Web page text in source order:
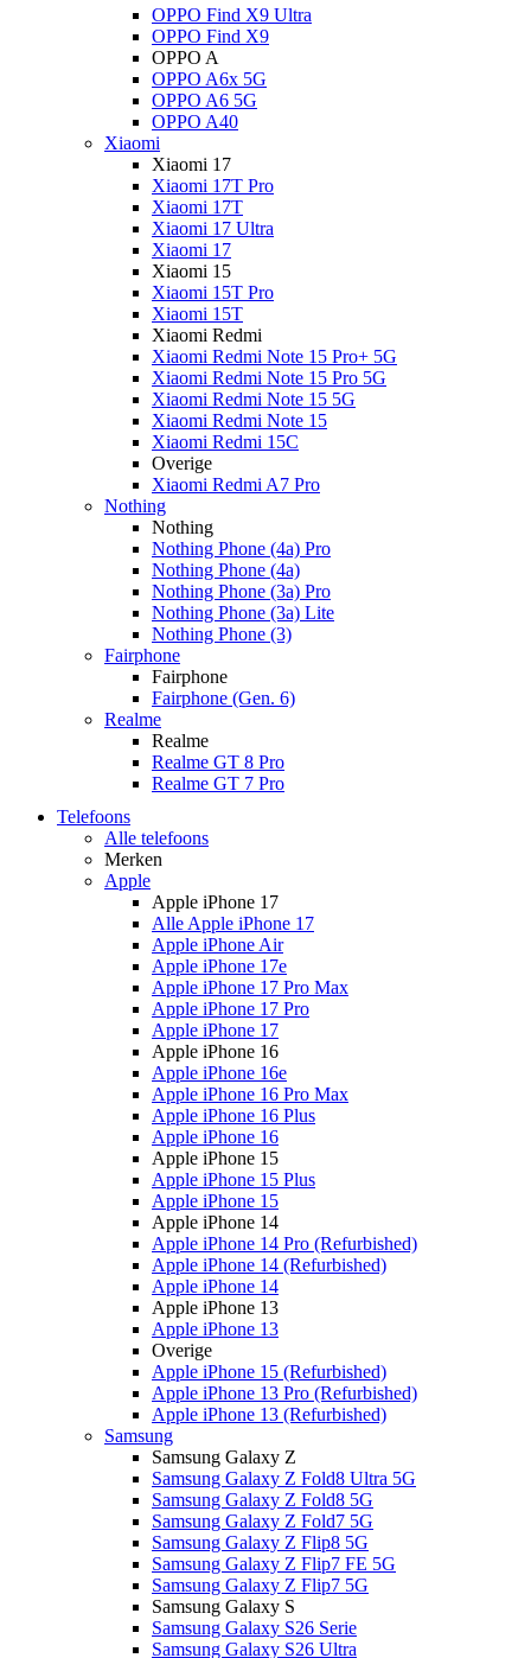
OPPO Find X9 Ultra
OPPO Find X9
OPPO A
OPPO A6x 5G
OPPO A6 5G
OPPO A40
Xiaomi
Xiaomi 17
Xiaomi 17T Pro
Xiaomi 17T
Xiaomi 17 Ultra
Xiaomi 17
Xiaomi 15
Xiaomi 15T Pro
Xiaomi 15T
Xiaomi Redmi
Xiaomi Redmi Note 15 Pro+ 5G
Xiaomi Redmi Note 15 Pro 5G
Xiaomi Redmi Note 15 5G
Xiaomi Redmi Note 15
Xiaomi Redmi 15C
Overige
Xiaomi Redmi A7 Pro
Nothing
Nothing
Nothing Phone (4a) Pro
Nothing Phone (4a)
Nothing Phone (3a) Pro
Nothing Phone (3a) Lite
Nothing Phone (3)
Fairphone
Fairphone
Fairphone (Gen. 6)
Realme
Realme
Realme GT 8 Pro
Realme GT 7 Pro
Telefoons
Alle telefoons
Merken
Apple
Apple iPhone 17
Alle Apple iPhone 17
Apple iPhone Air
Apple iPhone 17e
Apple iPhone 17 Pro Max
Apple iPhone 17 Pro
Apple iPhone 17
Apple iPhone 16
Apple iPhone 16e
Apple iPhone 16 Pro Max
Apple iPhone 16 Plus
Apple iPhone 16
Apple iPhone 15
Apple iPhone 15 Plus
Apple iPhone 15
Apple iPhone 14
Apple iPhone 14 Pro (Refurbished)
Apple iPhone 14 (Refurbished)
Apple iPhone 14
Apple iPhone 13
Apple iPhone 13
Overige
Apple iPhone 15 (Refurbished)
Apple iPhone 13 Pro (Refurbished)
Apple iPhone 13 (Refurbished)
Samsung
Samsung Galaxy Z
Samsung Galaxy Z Fold8 Ultra 5G
Samsung Galaxy Z Fold8 5G
Samsung Galaxy Z Fold7 5G
Samsung Galaxy Z Flip8 5G
Samsung Galaxy Z Flip7 FE 5G
Samsung Galaxy Z Flip7 5G
Samsung Galaxy S
Samsung Galaxy S26 Serie
Samsung Galaxy S26 Ultra